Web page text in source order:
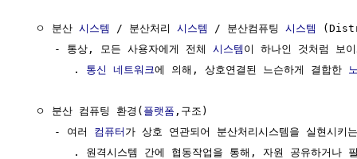
  ㅇ 분산
시스템 / 분산처리 시스템 / 분산컴퓨팅 시스템
     - 통상, 모든 사용자에게 전체
시스템 이 하나인 것처럼 보
        .
통신 네트워크에 의해, 상호연결된 느슨하게 결합한
  ㅇ 분산 컴퓨팅 환경(
플랫폼 ,구조)
     - 여러
컴퓨터 가 상호 연관되어 분산처리시스템을 실현시키
. 원격시스템 간에 협동작업을 통해, 자원 공유하거나